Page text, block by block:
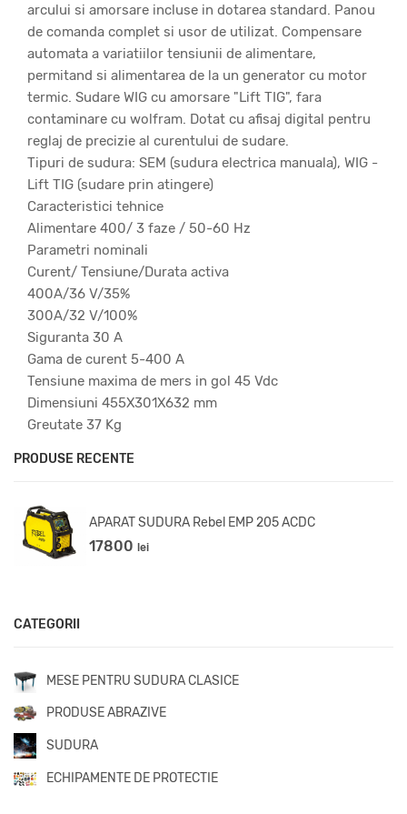
PRODUSE RECENTE
APARAT SUDURA Rebel EMP 205 ACDC
17800 lei
CATEGORII
MESE PENTRU SUDURA CLASICE
PRODUSE ABRAZIVE
SUDURA
ECHIPAMENTE DE PROTECTIE
arcului si amorsare incluse in dotarea standard. Panou
de comanda complet si usor de utilizat. Compensare
automata a variatiilor tensiunii de alimentare,
permitand si alimentarea de la un generator cu motor
termic. Sudare WIG cu amorsare "Lift TIG", fara
contaminare cu wolfram. Dotat cu afisaj digital pentru
reglaj de precizie al curentului de sudare.
Tipuri de sudura: SEM (sudura electrica manuala), WIG -
Lift TIG (sudare prin atingere)
Caracteristici tehnice
Alimentare 400/ 3 faze / 50-60 Hz
Parametri nominali
Curent/ Tensiune/Durata activa
400A/36 V/35%
300A/32 V/100%
Siguranta 30 A
Gama de curent 5-400 A
Tensiune maxima de mers in gol 45 Vdc
Dimensiuni 455X301X632 mm
Greutate 37 Kg